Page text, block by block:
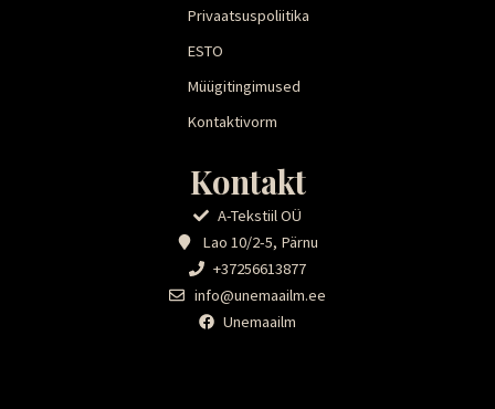
Privaatsuspoliitika
ESTO
Müügitingimused
Kontaktivorm
Kontakt
A-Tekstiil OÜ
Lao 10/2-5, Pärnu
+37256613877
info@unemaailm.ee
Unemaailm